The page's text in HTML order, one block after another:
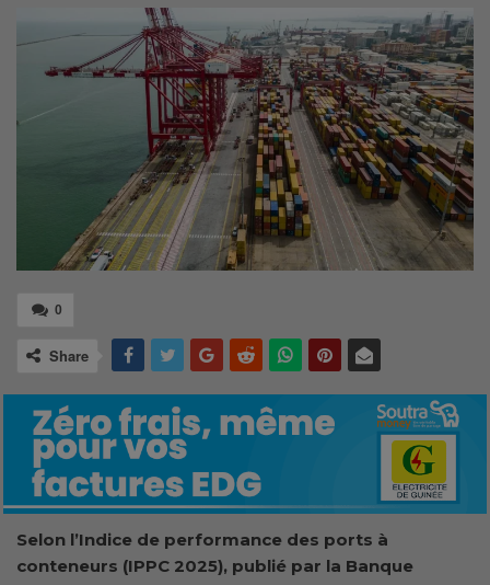
0
Share
Selon l’Indice de performance des ports à
conteneurs (IPPC 2025), publié par la Banque